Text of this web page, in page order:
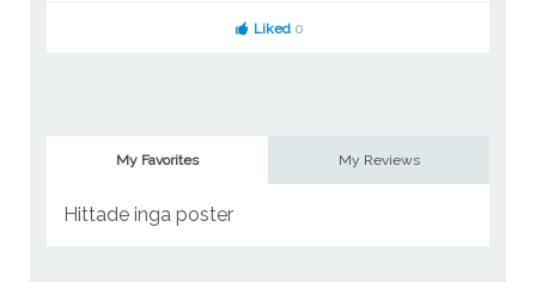
Liked 0
My Favorites My Reviews
Hittade inga poster